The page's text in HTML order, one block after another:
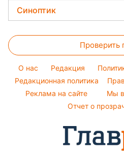
Новости Черкассы
Алла Пугачева
Максим Галкин
Настя Каменских
Народные приметы
Стирка
Тарифы
Курс валют
Закуски
Салаты
Простые блюда
Легкие десерты
Напитки
Праздничное меню
Синоптик
Магнитные бури
Погода на сегодня
Погода на завтра
Пылевая буря
Проверить
O нас Редакция
Редакционная политика
Реклама на сайте
Мы в
Отчет о